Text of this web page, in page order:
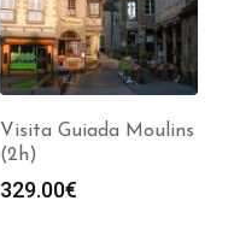
Visita Guiada Moulins
(2h)
329.00€